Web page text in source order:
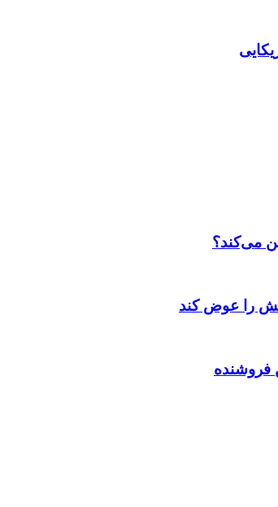
می‌کند؟
را عوض کند
فروشنده